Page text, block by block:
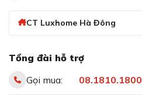
CT Luxhome Hà Đông
Tổng đài hỗ trợ
Gọi mua:
08.1810.1800